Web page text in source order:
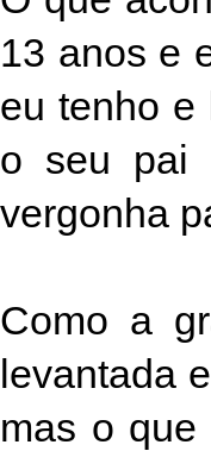
13 anos e
eu tenho e
o seu pai
vergonha
Como a
levantada
mas o que